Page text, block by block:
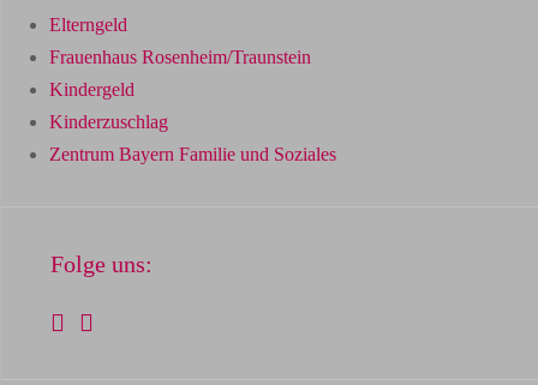
Elterngeld
Frauenhaus Rosenheim/Traunstein
Kindergeld
Kinderzuschlag
Zentrum Bayern Familie und Soziales
Folge uns: